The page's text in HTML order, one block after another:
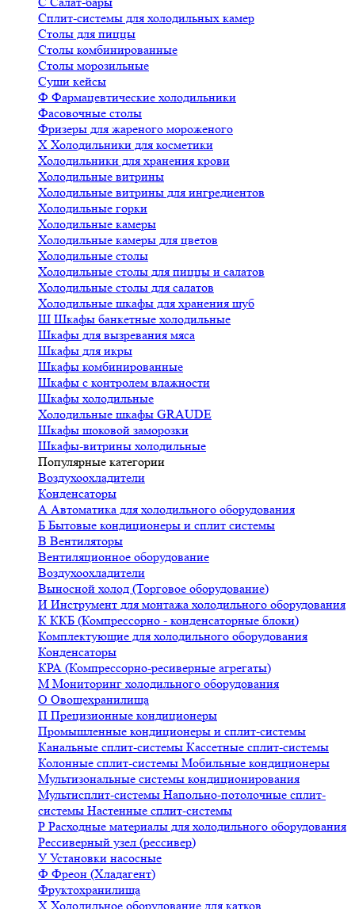
Сплит-системы для холодильных камер
Столы для пиццы
Столы комбинированные
Столы морозильные
Суши кейсы
Ф Фармацевтические холодильники
Фасовочные столы
Фризеры для жареного мороженого
Х Холодильники для косметики
Холодильники для хранения крови
Холодильные витрины
Холодильные витрины для ингредиентов
Холодильные горки
Холодильные камеры
Холодильные камеры для цветов
Холодильные столы
Холодильные столы для пиццы и салатов
Холодильные столы для салатов
Холодильные шкафы для хранения шуб
Ш Шкафы банкетные холодильные
Шкафы для вызревания мяса
Шкафы для икры
Шкафы комбинированные
Шкафы с контролем влажности
Шкафы холодильные
Холодильные шкафы GRAUDE
Шкафы шоковой заморозки
Шкафы-витрины холодильные
Популярные категории
Воздухоохладители
Конденсаторы
А Автоматика для холодильного оборудования
Б Бытовые кондиционеры и сплит системы
В Вентиляторы
Вентиляционное оборудование
Воздухоохладители
Выносной холод (Торговое оборудование)
И Инструмент для монтажа холодильного оборудования
К ККБ (Компрессорно - конденсаторные блоки)
Комплектующие для холодильного оборудования
Конденсаторы
КРА (Компрессорно-ресиверные агрегаты)
М Мониторинг холодильного оборудования
О Овощехранилища
П Прецизионные кондиционеры
Промышленные кондиционеры и сплит-системы
Канальные сплит-системы Кассетные сплит-системы
Колонные сплит-системы Мобильные кондиционеры
Мультизональные системы кондиционирования
Мультисплит-системы Напольно-потолочные сплит-
системы Настенные сплит-системы
Р Расходные материалы для холодильного оборудования
Рессиверный узел (рессивер)
У Установки насосные
Ф Фреон (Хладагент)
Фруктохранилища
Х Холодильное оборудование для катков